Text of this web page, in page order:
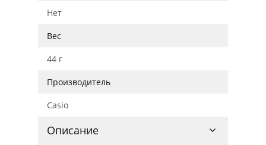
Нет
Вес
44 г
Производитель
Casio
Описание